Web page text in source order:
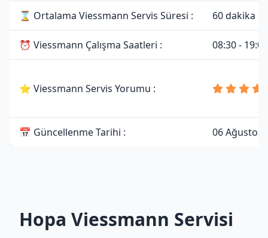
⌛ Ortalama Viessmann Servis Süresi : 60 dakika
⏰ Viessmann Çalışma Saatleri : 08:30 - 19:00
⭐ Viessmann Servis Yorumu :
📅 Güncellenme Tarihi : 06 Ağustos
Hopa Viessmann Servisi